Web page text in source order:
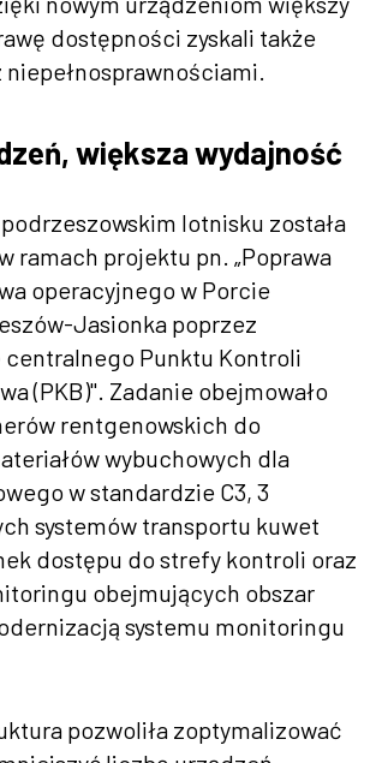
dostępności zyskali także
niepełnosprawnościami.
większa wydajność
lotnisku została
ramach projektu pn. „Poprawa
operacyjnego w Porcie
Jasionka poprzez
Punktu Kontroli
(PKB)". Zadanie obejmowało
rentgenowskich do
wybuchowych dla
w standardzie C3, 3
systemów transportu kuwet
dostępu do strefy kontroli oraz
obejmujących obszar
systemu monitoringu
pozwoliła zoptymalizować